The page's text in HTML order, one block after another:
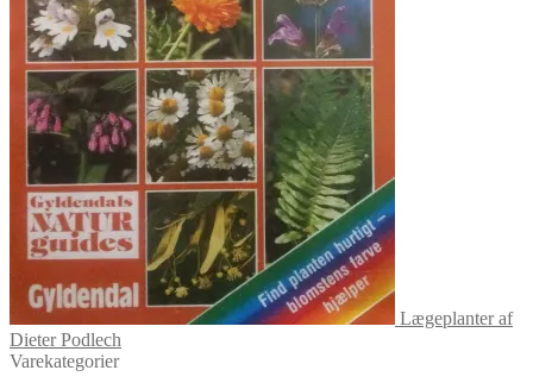
Lægeplanter af
Dieter Podlech
Varekategorier